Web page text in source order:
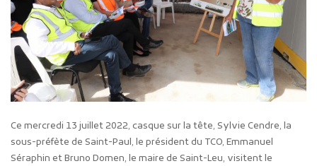
Ce mercredi 13 juillet 2022, casque sur la tête, Sylvie Cendre, la
sous-préfète de Saint-Paul, le président du TCO, Emmanuel
Séraphin et Bruno Domen, le maire de Saint-Leu, visitent le